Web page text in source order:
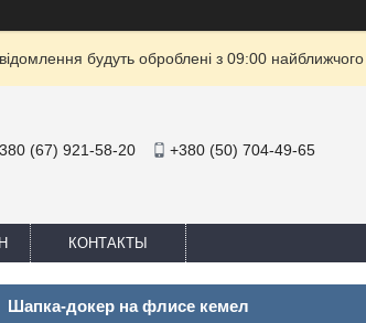
будуть оброблені з 09:00
(67) 921-58-20 +380 (50) 704-49-65
КОНТАКТЫ
Шапка-докер на флисе кемел